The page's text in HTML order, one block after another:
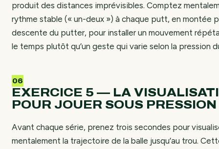
produit des distances imprévisibles. Comptez
rythme stable (« un-deux ») à chaque putt, en montée
descente du putter, pour installer un mouvement
le temps plutôt qu’un geste qui varie selon la pression
EXERCICE 5 — LA
POUR JOUER SOUS PRESSION
Avant chaque série, prenez trois secondes pour
mentalement la trajectoire de la balle jusqu’au trou.